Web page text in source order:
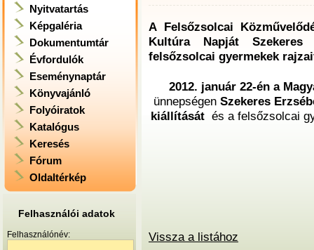
Nyitvatartás
Képgaléria
Dokumentumtár
Évfordulók
Eseménynaptár
Könyvajánló
Folyóiratok
Katalógus
Keresés
Fórum
Oldaltérkép
Felhasználói adatok
Felhasználónév:
A Felsőzsolcai
Kultúra Napját Szekeres
felsőzsolcai gyermekek
2012. január 22-én a
ünnepségen Szekeres
kiállítását és a felsőzsolcai
Vissza a listához